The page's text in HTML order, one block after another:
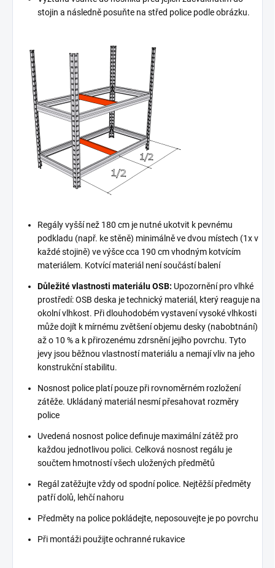
stojin a následně posuňte na střed police podle obrázku.
Regály vyšší než 180 cm je nutné ukotvit k pevnému
podkladu (např. ke stěně) minimálně ve dvou místech (1x v
každé stojině) ve výšce cca 190 cm vhodným kotvícím
materiálem. Kotvící materiál není součástí balení
Důležité vlastnosti materiálu OSB: Upozornění pro vlhké
prostředí: OSB deska je technický materiál, který reaguje na
okolní vlhkost. Při dlouhodobém vystavení vysoké vlhkosti
může dojít k mírnému zvětšení objemu desky (nabobtnání)
až o 10 % a k přirozenému zdrsnění jejího povrchu. Tyto
jevy jsou běžnou vlastností materiálu a nemají vliv na jeho
konstrukční stabilitu.
Nosnost police platí pouze při rovnoměrném rozložení
zátěže. Ukládaný materiál nesmí přesahovat rozměry
police
Uvedená nosnost police definuje maximální zátěž pro
každou jednotlivou polici. Celková nosnost regálu je
součtem hmotností všech uložených předmětů
Regál zatěžujte vždy od spodní police. Nejtěžší předměty
patří dolů, lehčí nahoru
Předměty na police pokládejte, neposouvejte je po povrchu
Při montáži použijte ochranné rukavice